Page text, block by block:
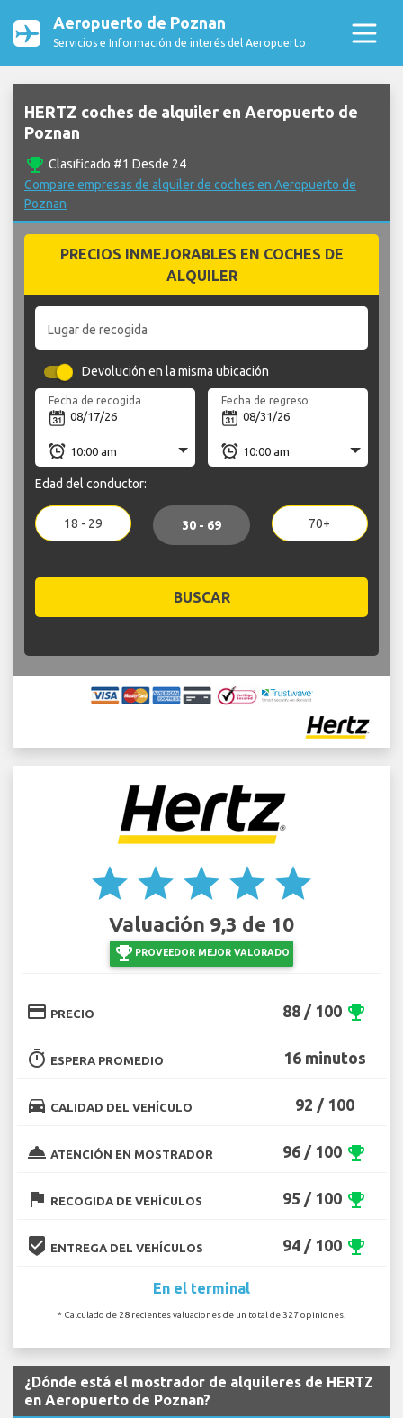
Aeropuerto de Poznan
Servicios e Información de interés del Aeropuerto
HERTZ coches de alquiler en Aeropuerto de
Poznan
emoji_events Clasificado #1 Desde 24
Compare empresas de alquiler de coches en Aeropuerto de
Poznan
PRECIOS INMEJORABLES EN COCHES DE
ALQUILER
Lugar de recogida
Devolución en la misma ubicación
Fecha de recogida Fecha de regreso
Edad del conductor:
18 - 29 30 - 69 70+
BUSCAR
star star star star star
Valuación 9,3 de 10
emoji_events PROVEEDOR MEJOR VALORADO
credit_card PRECIO 88 / 100 emoji_events
timer ESPERA PROMEDIO 16 minutos
directions_car CALIDAD DEL VEHÍCULO 92 / 100
room_service ATENCIÓN EN MOSTRADOR 96 / 100 emoji_events
flag RECOGIDA DE VEHÍCULOS 95 / 100 emoji_events
beenhere ENTREGA DEL VEHÍCULOS 94 / 100 emoji_events
En el terminal
* Calculado de 28 recientes valuaciones de un total de 327 opiniones.
¿Dónde está el mostrador de alquileres de HERTZ
en Aeropuerto de Poznan?